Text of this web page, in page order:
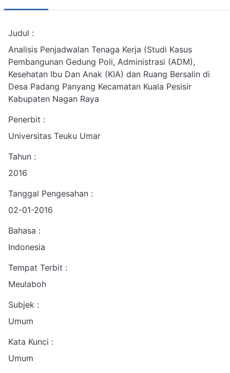
Judul :
Analisis Penjadwalan Tenaga Kerja (Studi Kasus
Pembangunan Gedung Poli, Administrasi (ADM),
Kesehatan Ibu Dan Anak (KIA) dan Ruang Bersalin di
Desa Padang Panyang Kecamatan Kuala Pesisir
Kabupaten Nagan Raya
Penerbit :
Universitas Teuku Umar
Tahun :
2016
Tanggal Pengesahan :
02-01-2016
Bahasa :
Indonesia
Tempat Terbit :
Meulaboh
Subjek :
Umum
Kata Kunci :
Umum